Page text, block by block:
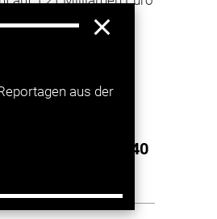
aus der
Quartal um 40